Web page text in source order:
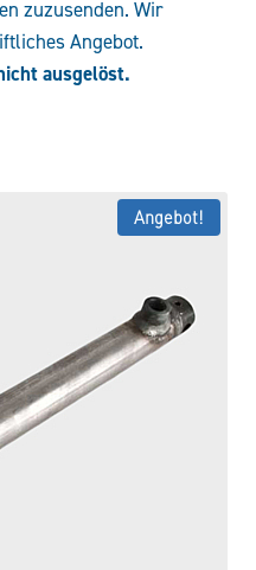
zuzusenden. Wir
Angebot.
ausgelöst.
Angebot!